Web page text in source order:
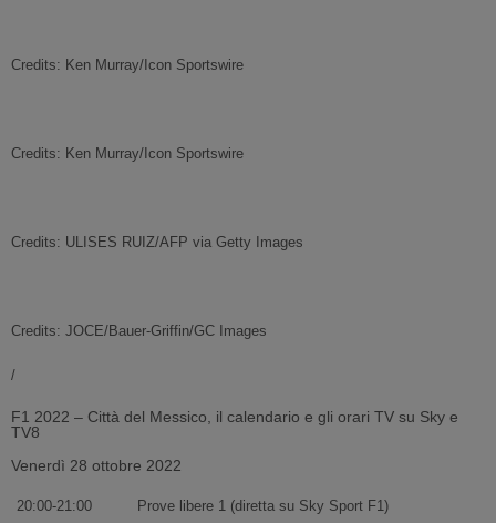
Credits: Ken Murray/Icon Sportswire
Credits: Ken Murray/Icon Sportswire
Credits: ULISES RUIZ/AFP via Getty Images
Credits: JOCE/Bauer-Griffin/GC Images
/
F1 2022 – Città del Messico, il calendario e gli orari TV su Sky e
TV8
Venerdì 28 ottobre 2022
20:00-21:00
Prove libere 1 (diretta su Sky Sport F1)